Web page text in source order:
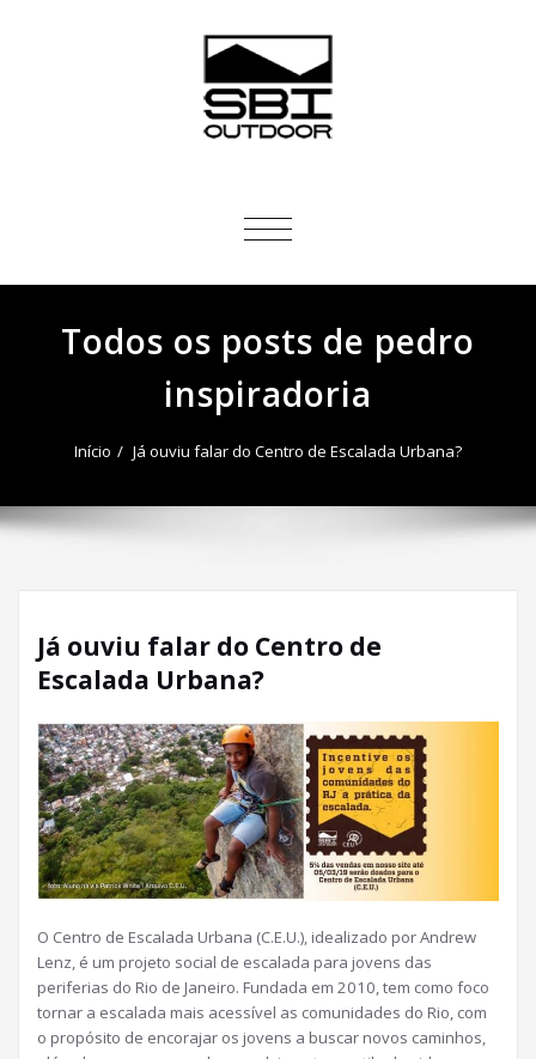
ALTERNAR
Todos os posts de pedro
inspiradoria
Início Já ouviu falar do Centro de Escalada Urbana?
Já ouviu falar do Centro de
Escalada Urbana?
O Centro de Escalada Urbana (C.E.U.), idealizado por Andrew
Lenz, é um projeto social de escalada para jovens das
periferias do Rio de Janeiro. Fundada em 2010, tem como foco
tornar a escalada mais acessível as comunidades do Rio, com
o propósito de encorajar os jovens a buscar novos caminhos,